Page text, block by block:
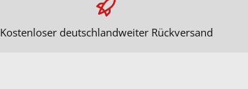
Kostenloser deutschlandweiter Rückversand